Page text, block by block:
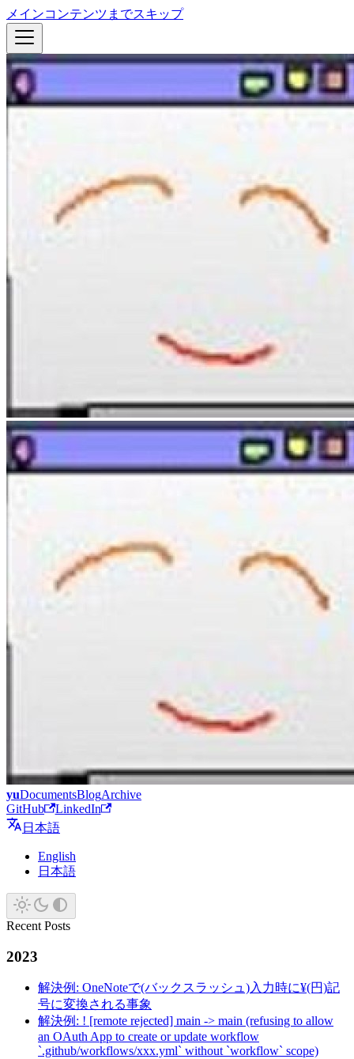
メインコンテンツまでスキップ
yuDocumentsBlogArchive
GitHub
LinkedIn
日本語
English
日本語
Recent Posts
2023
解決例: OneNoteで(バックスラッシュ)入力時に¥(円)記
号に変換される事象
解決例: ! [remote rejected] main -> main (refusing to allow
an OAuth App to create or update workflow
`.github/workflows/xxx.yml` without `workflow` scope)